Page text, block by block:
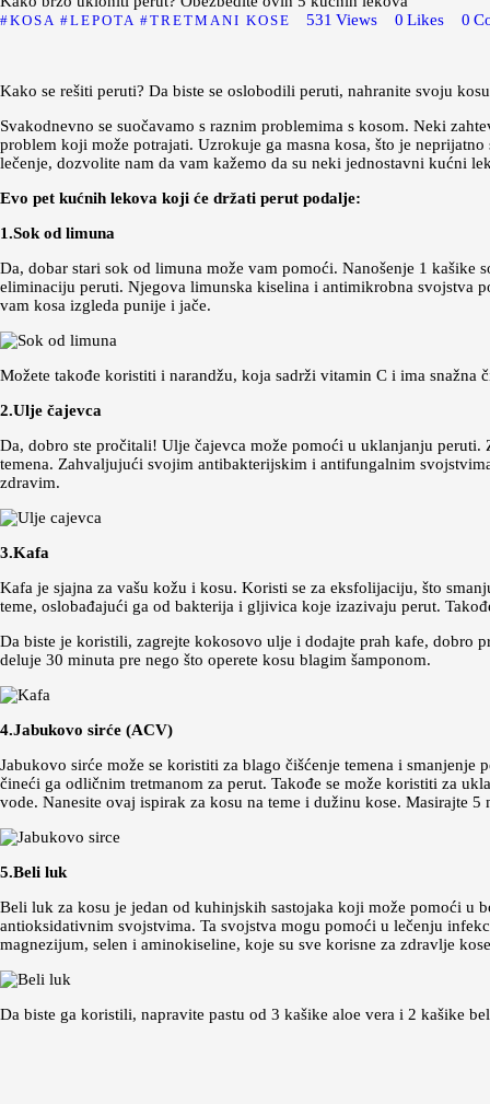
KOSA LEPOTA TRETMANI KOSE 531 Views 0 Likes 0
Kako se rešiti peruti? Da biste se oslobodili peruti, nahranite svoju
Svakodnevno se suočavamo s raznim problemima s kosom. Neki
problem koji može potrajati. Uzrokuje ga masna kosa, što je
lečenje, dozvolite nam da vam kažemo da su neki jednostavni kućni
Evo pet kućnih lekova koji će držati perut podalje:
1.Sok od limuna
Da, dobar stari sok od limuna može vam pomoći. Nanošenje 1 kašike
eliminaciju peruti. Njegova limunska kiselina i antimikrobna svojstva
vam kosa izgleda punije i jače.
Možete takođe koristiti i narandžu, koja sadrži vitamin C i ima snažna
2.Ulje čajevca
Da, dobro ste pročitali! Ulje čajevca može pomoći u uklanjanju
temena. Zahvaljujući svojim antibakterijskim i antifungalnim
zdravim.
3.Kafa
Kafa je sjajna za vašu kožu i kosu. Koristi se za eksfolijaciju, što
teme, oslobađajući ga od bakterija i gljivica koje izazivaju perut.
Da biste je koristili, zagrejte kokosovo ulje i dodajte prah kafe, dobro
deluje 30 minuta pre nego što operete kosu blagim šamponom.
4.Jabukovo sirće (ACV)
Jabukovo sirće može se koristiti za blago čišćenje temena i
čineći ga odličnim tretmanom za perut. Takođe se može koristiti za
vode. Nanesite ovaj ispirak za kosu na teme i dužinu kose. Masirajte
5.Beli luk
Beli luk za kosu je jedan od kuhinjskih sastojaka koji može pomoći
antioksidativnim svojstvima. Ta svojstva mogu pomoći u lečenju
magnezijum, selen i aminokiseline, koje su sve korisne za zdravlje
Da biste ga koristili, napravite pastu od 3 kašike aloe vera i 2 kašike